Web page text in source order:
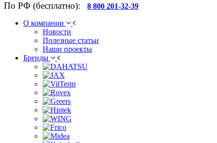
По РФ (бесплатно): 8 800 201-32-39
О компании
Новости
Полезные статьи
Наши проекты
Бренды